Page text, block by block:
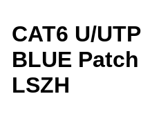
CAT6 U/
BLUE
LSZH